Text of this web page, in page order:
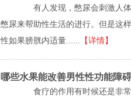
有人发现，憋尿会刺激人体
憋尿来帮助性生活的进行。但是
性如果膀胱内适量......
【详情】
哪些水果能改善男性性功能障碍
食疗的作用有时候还是非常